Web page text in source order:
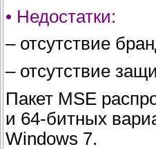
• Недостатки:
– отсутствие
– отсутствие
Пакет MSE
и 64-битных
Windows 7.